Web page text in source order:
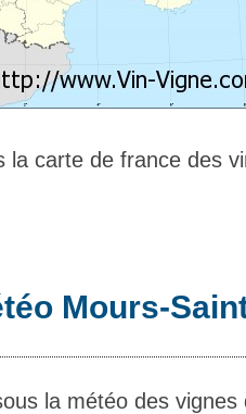
la carte de france des
Mours-
la météo des